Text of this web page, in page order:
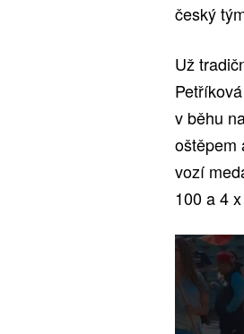
český
Už
v běhu
oštěpem
vozí
100 a 4